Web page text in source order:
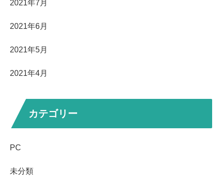
2021年7月
2021年6月
2021年5月
2021年4月
カテゴリー
PC
未分類